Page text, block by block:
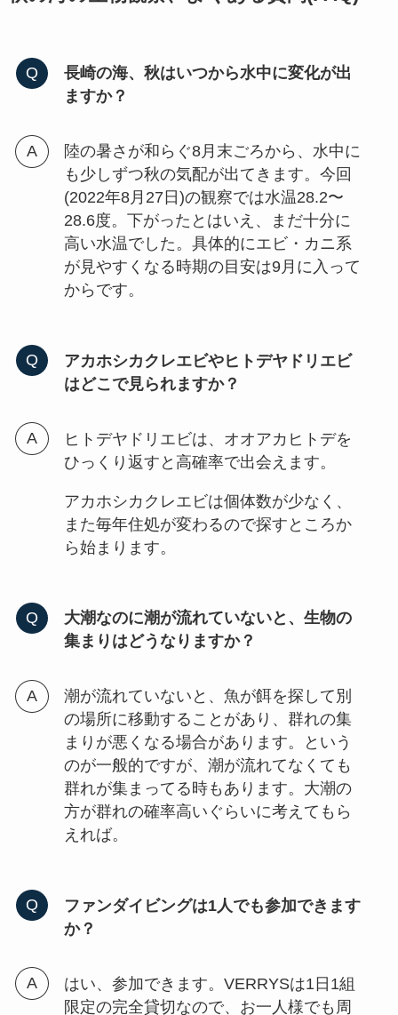
長崎の海、秋はいつから水中に変化が出
ますか？
陸の暑さが和らぐ8月末ごろから、水中に
も少しずつ秋の気配が出てきます。今回
(2022年8月27日)の観察では水温28.2〜
28.6度。下がったとはいえ、まだ十分に
高い水温でした。具体的にエビ・カニ系
が見やすくなる時期の目安は9月に入って
からです。
アカホシカクレエビやヒトデヤドリエビ
はどこで見られますか？
ヒトデヤドリエビは、オオアカヒトデを
ひっくり返すと高確率で出会えます。
アカホシカクレエビは個体数が少なく、
また毎年住処が変わるので探すところか
ら始まります。
大潮なのに潮が流れていないと、生物の
集まりはどうなりますか？
潮が流れていないと、魚が餌を探して別
の場所に移動することがあり、群れの集
まりが悪くなる場合があります。という
のが一般的ですが、潮が流れてなくても
群れが集まってる時もあります。大潮の
方が群れの確率高いぐらいに考えてもら
えれば。
ファンダイビングは1人でも参加できます
か？
はい、参加できます。VERRYSは1日1組
限定の完全貸切なので、お一人様でも周